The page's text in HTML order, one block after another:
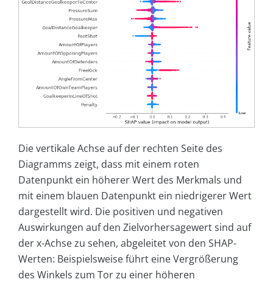
Die vertikale Achse auf der rechten Seite des
Diagramms zeigt, dass mit einem roten
Datenpunkt ein höherer Wert des Merkmals und
mit einem blauen Datenpunkt ein niedrigerer Wert
dargestellt wird. Die positiven und negativen
Auswirkungen auf den Zielvorhersagewert sind auf
der x-Achse zu sehen, abgeleitet von den SHAP-
Werten: Beispielsweise führt eine Vergrößerung
des Winkels zum Tor zu einer höheren